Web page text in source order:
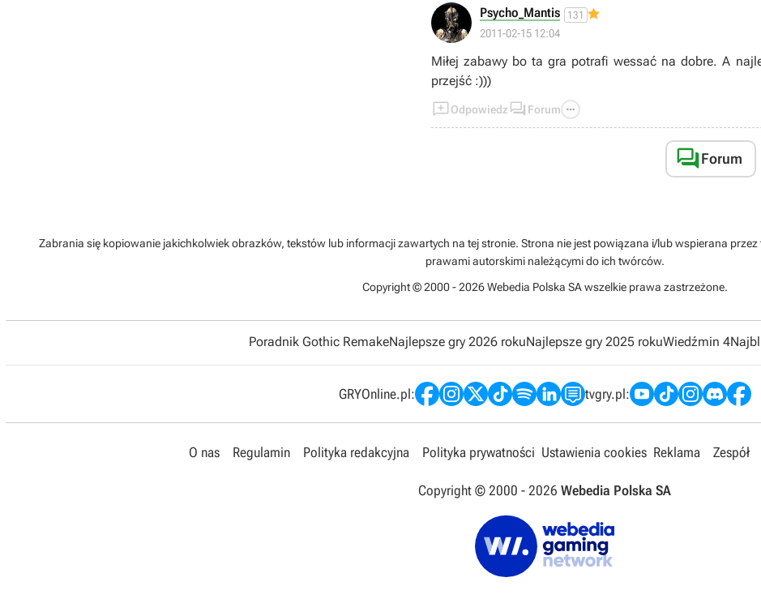
Psycho_Mantis 131
2011-02-15 12:04
Miłej zabawy bo ta gra potrafi wessać na dobre. A
przejść :)))
Odpowiedz  Forum 
Forum
Zabrania się kopiowanie jakichkolwiek obrazków, tekstów lub informacji zawartych na tej stronie. Strona nie jest powiązana i/lub wspierana
prawami autorskimi należącymi do ich twórców.
Copyright © 2000 - 2026 Webedia Polska SA wszelkie prawa zastrzeżone.
Poradnik Gothic RemakeNajlepsze gry 2026 rokuNajlepsze gry 2025 rokuWiedźmin 4
GRYOnline.pl: tvgry.pl:
O nas Regulamin Polityka redakcyjna Polityka prywatności Ustawienia cookies Reklama Zespół
Copyright © 2000 - 2026 Webedia Polska SA